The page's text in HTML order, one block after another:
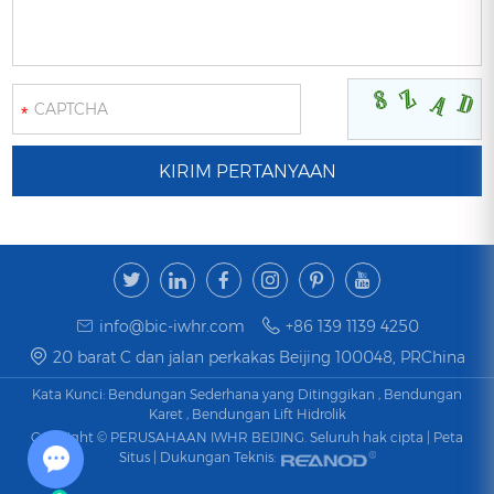
*
info@bic-iwhr.com
+86 139 1139 4250
20 barat C dan jalan perkakas Beijing 100048, PRChina
Kata Kunci: Bendungan Sederhana yang Ditinggikan , Bendungan
Karet, Bendungan Lift Hidrolik
Copyright © PERUSAHAAN IWHR BEIJING. Seluruh hak cipta | Peta
Situs
| Dukungan Teknis: